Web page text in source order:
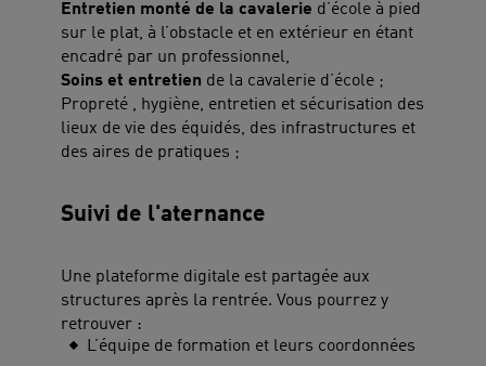
Entretien monté de la cavalerie d’école à pied
sur le plat, à l’obstacle et en extérieur en étant
encadré par un professionnel,
Soins et entretien de la cavalerie d’école ;
Propreté , hygiène, entretien et sécurisation des
lieux de vie des équidés, des infrastructures et
des aires de pratiques ;
Suivi de l'aternance
Une plateforme digitale est partagée aux
structures après la rentrée. Vous pourrez y
retrouver :
L’équipe de formation et leurs coordonnées